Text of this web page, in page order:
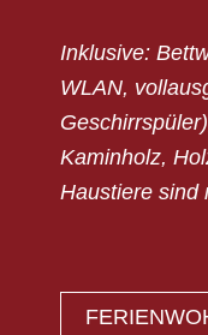
Inklusive:
WLAN,
Kaminholz,
Haustiere sind